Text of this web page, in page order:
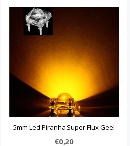
5mm Led Piranha Super Flux Geel
€0,20